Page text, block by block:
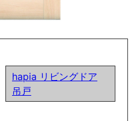
hapia リビングドア
吊戸